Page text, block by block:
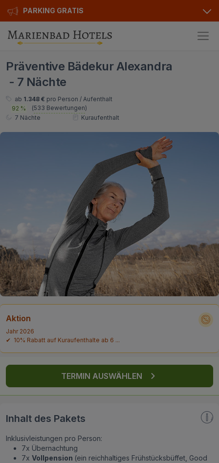
PARKING GRATIS
Hotels
Alle Hotels
Kurhotels
Golfhotels
Ensana Hotels
Angebote
Geschenkgutscheine
Bonusse
Sonderangebot
Privat Transfer
Präventive Bädekur Alexandra
- 7 Nächte
ab 1.348 € pro Person / Aufenthalt
92 %
(533 Bewertungen)
7 Nächte
Kuraufenthalt
Aktion
Jahr 2026
✔ 10% Rabatt auf Kuraufenthalte ab 6 ...
TERMIN AUSWÄHLEN
Inhalt des Pakets
Inklusivleistungen pro Person:
7x Übernachtung
7x Vollpension (ein reichhaltiges Frühstücksbüffet, Good